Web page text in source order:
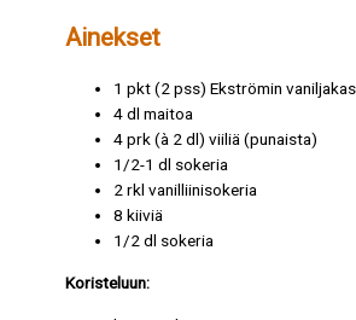
Ainekset
1 pkt (2 pss) Ekströmin
4 dl maitoa
4 prk (à 2 dl) viiliä (punaista)
1/2-1 dl sokeria
2 rkl vanilliinisokeria
8 kiiviä
1/2 dl sokeria
Koristeluun: